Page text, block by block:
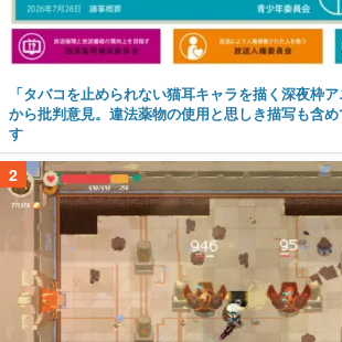
「タバコを止められない猫耳キャラを描く深夜枠
から批判意見。違法薬物の使用と思しき描写も含
す
2